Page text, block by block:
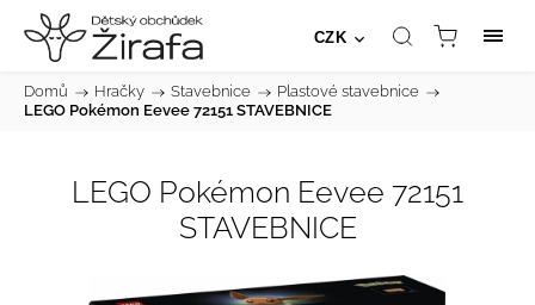
CZK
Domů / Hračky / Stavebnice / Plastové stavebnice /
LEGO Pokémon Eevee 72151 STAVEBNICE
LEGO Pokémon Eevee 72151
STAVEBNICE